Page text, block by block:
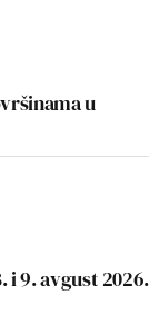
u
i 9. avgust 2026.